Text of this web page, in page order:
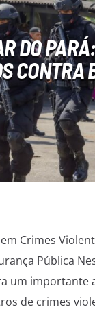
DO
CONTRA
Crimes
Pública
um importante
de crimes